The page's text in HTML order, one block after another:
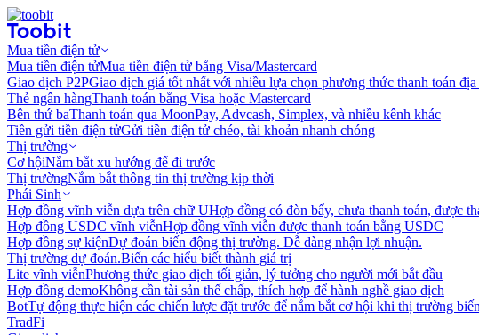
Mua tiền điện tử
Mua tiền điện tửMua tiền điện tử bằng Visa/Mastercard
Giao dịch P2PGiao dịch giá tốt nhất với nhiều lựa chọn phương thức thanh toán
Thẻ ngân hàngThanh toán bằng Visa hoặc Mastercard
Bên thứ baThanh toán qua MoonPay, Advcash, Simplex, và nhiều kênh khác
Tiền gửi tiền điện tửGửi tiền điện tử chéo, tài khoản nhanh chóng
Thị trường
Cơ hộiNắm bắt xu hướng để đi trước
Thị trườngNắm bắt thông tin thị trường kịp thời
Phái Sinh
Hợp đồng vĩnh viễn dựa trên chữ UHợp đồng có đòn bẩy, chưa thanh toán, được
Hợp đồng USDC vĩnh viễnHợp đồng vĩnh viễn được thanh toán bằng USDC
Hợp đồng sự kiệnDự đoán biến động thị trường. Dễ dàng nhận lợi nhuận.
Thị trường dự đoán.Biến các hiểu biết thành giá trị
Lite vĩnh viễnPhương thức giao dịch tối giản, lý tưởng cho người mới bắt đầu
Hợp đồng demoKhông cần tài sản thế chấp, thích hợp để hành nghề giao dịch
BotTự động thực hiện các chiến lược đặt trước để nắm bắt cơ hội khi thị trường
TradFi